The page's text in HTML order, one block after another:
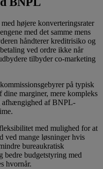
højere konverteringsrater
med det samme mens
håndterer kreditrisiko og
ved ordre ikke når
tilbyder co-marketing
på typisk
marginer, mere kompleks
afhængighed af BNPL-
med mulighed for at
ved mange løsninger hvis
bureaukratisk
bedre budgetstyring med
hvornår.